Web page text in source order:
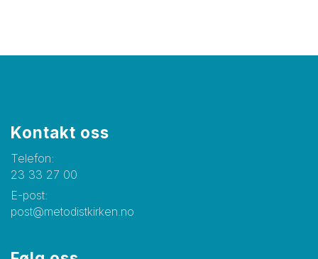
Kontakt oss
Telefon:
23 33 27 00
E-post:
post@metodistkirken.no